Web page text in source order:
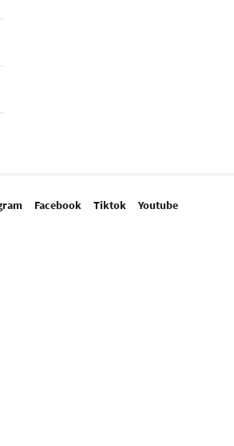
Facebook Tiktok Youtube